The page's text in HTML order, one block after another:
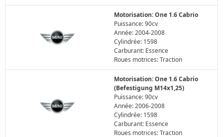
Motorisation: One 1.6 Cabrio
Puissance: 90cv
Année: 2004-2008
Cylindrée: 1598
Carburant: Essence
Roues motrices: Traction
Motorisation: One 1.6 Cabrio
(Befestigung M14x1,25)
Puissance: 90cv
Année: 2006-2008
Cylindrée: 1598
Carburant: Essence
Roues motrices: Traction